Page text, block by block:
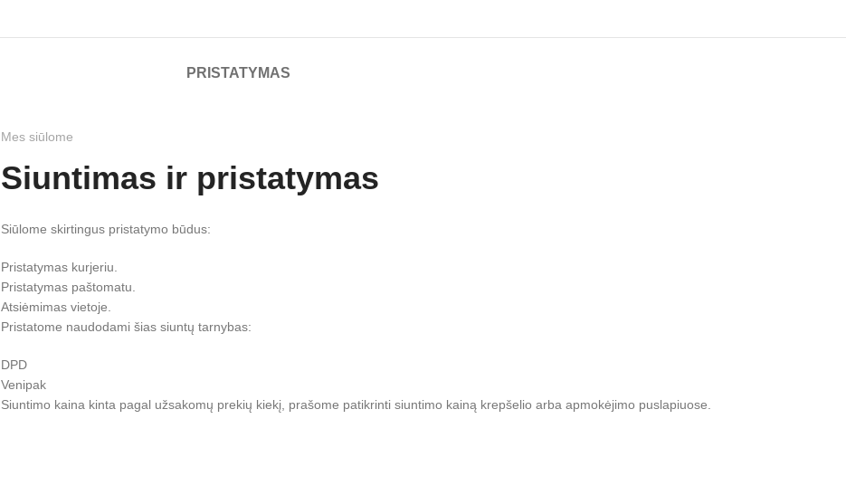
PRISTATYMAS
Mes siūlome
Siuntimas ir pristatymas
Siūlome skirtingus pristatymo būdus:
Pristatymas kurjeriu.
Pristatymas paštomatu.
Atsiėmimas vietoje.
Pristatome naudodami šias siuntų tarnybas:
DPD
Venipak
Siuntimo kaina kinta pagal užsakomų prekių kiekį, prašome patikrinti siuntimo kainą krepšelio arba apmokėjimo puslapiuose.